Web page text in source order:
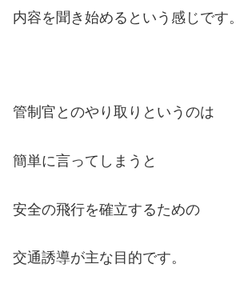
内容を聞き始めるという感じです。
管制官とのやり取りというのは
簡単に言ってしまうと
安全の飛行を確立するための
交通誘導が主な目的です。